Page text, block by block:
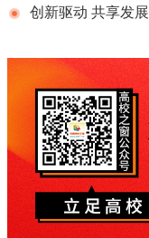
| 浙江东方职业技术学
创新驱动 共享发